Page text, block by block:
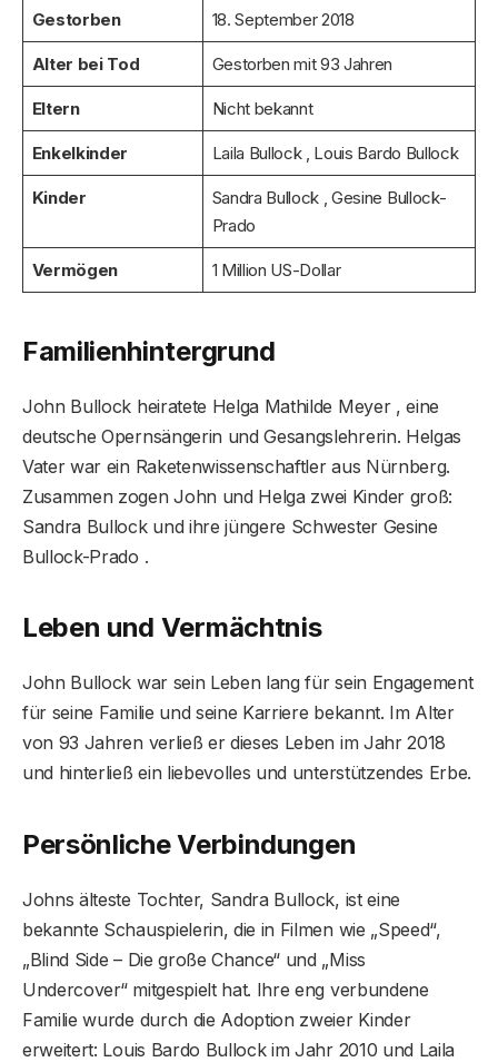
Gestorben 18. September 2018
Alter bei Tod Gestorben mit 93 Jahren
Eltern Nicht bekannt
Enkelkinder Laila Bullock , Louis Bardo Bullock
Kinder
Sandra Bullock , Gesine Bullock-
Prado
Vermögen 1 Million US-Dollar
Familienhintergrund
John Bullock heiratete Helga Mathilde Meyer , eine
deutsche Opernsängerin und Gesangslehrerin. Helgas
Vater war ein Raketenwissenschaftler aus Nürnberg.
Zusammen zogen John und Helga zwei Kinder groß:
Sandra Bullock und ihre jüngere Schwester Gesine
Bullock-Prado .
Leben und Vermächtnis
John Bullock war sein Leben lang für sein Engagement
für seine Familie und seine Karriere bekannt. Im Alter
von 93 Jahren verließ er dieses Leben im Jahr 2018
und hinterließ ein liebevolles und unterstützendes Erbe.
Persönliche Verbindungen
Johns älteste Tochter, Sandra Bullock, ist eine
bekannte Schauspielerin, die in Filmen wie „Speed“,
„Blind Side – Die große Chance“ und „Miss
Undercover“ mitgespielt hat. Ihre eng verbundene
Familie wurde durch die Adoption zweier Kinder
erweitert: Louis Bardo Bullock im Jahr 2010 und Laila